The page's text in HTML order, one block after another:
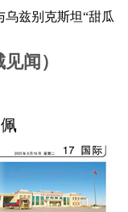
兹别克斯坦“甜瓜
闻）